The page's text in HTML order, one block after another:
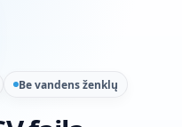
Be vandens ženklų